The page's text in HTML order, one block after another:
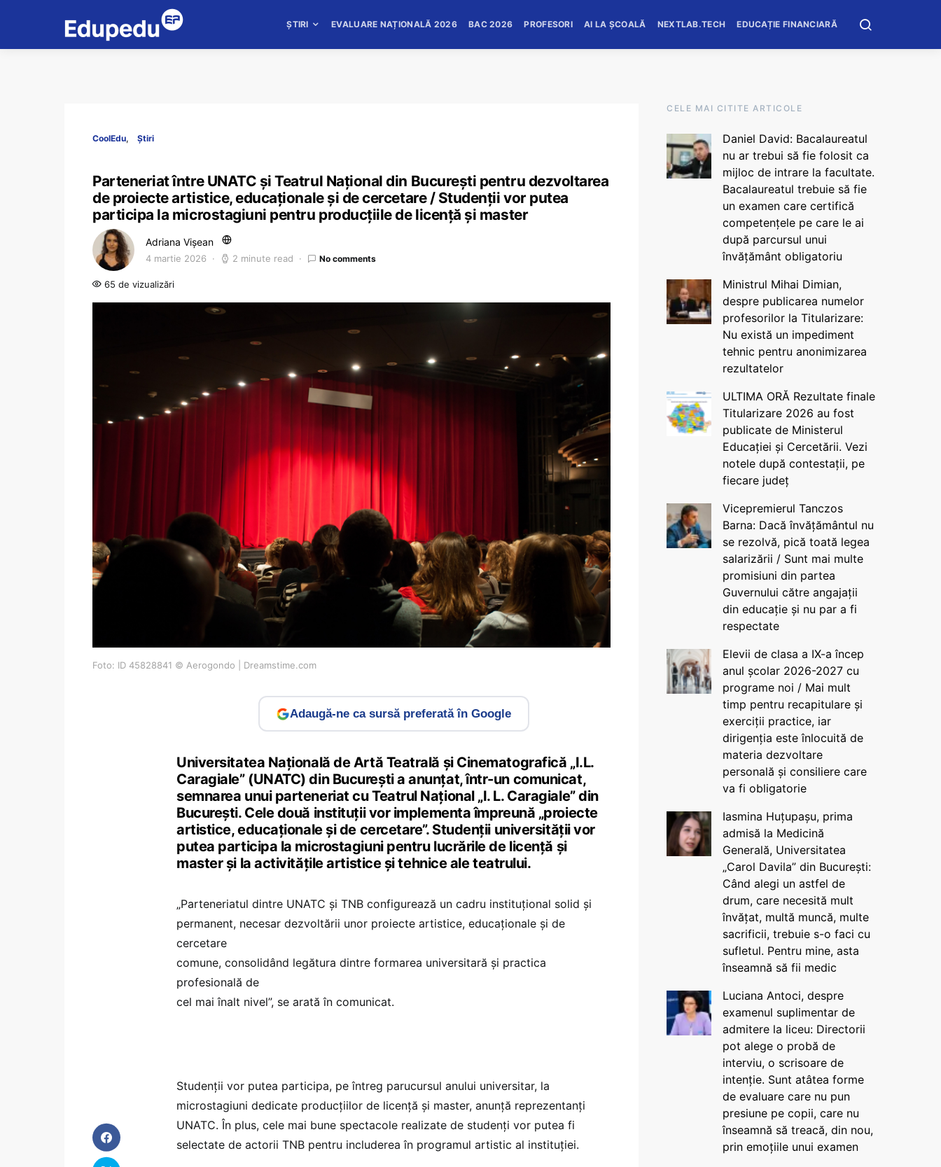
ȘTIRI EVALUARE NAȚIONALĂ 2026 BAC 2026 PROFESORI AI LA ȘCOALĂ NEXTLAB.TECH EDUCAȚIE FINANCIARĂ
CoolEdu Știri
Parteneriat între UNATC și Teatrul Național din București pentru dezvoltarea
de proiecte artistice, educaționale și de cercetare / Studenții vor putea
participa la microstagiuni pentru producțiile de licență și master
Adriana Vișean
4 martie 2026 2 minute read No comments
65 de vizualizări
Foto: ID 45828841 © Aerogondo | Dreamstime.com
Adaugă-ne ca sursă preferată în Google
Universitatea Națională de Artă Teatrală și Cinematografică „I.L.
Caragiale” (UNATC) din București a anunțat, într-un comunicat,
semnarea unui parteneriat cu Teatrul Național „I. L. Caragiale” din
București. Cele două instituții vor implementa împreună „proiecte
artistice, educaționale și de cercetare”. Studenții universității vor
putea participa la microstagiuni pentru lucrările de licență și
master și la activitățile artistice și tehnice ale teatrului.
„Parteneriatul dintre UNATC și TNB configurează un cadru instituțional solid și
permanent, necesar dezvoltării unor proiecte artistice, educaționale și de
cercetare
comune, consolidând legătura dintre formarea universitară și practica
profesională de
cel mai înalt nivel”, se arată în comunicat.
Studenții vor putea participa, pe întreg parucursul anului universitar, la
microstagiuni dedicate producțiilor de licență și master, anunță reprezentanți
UNATC. În plus, cele mai bune spectacole realizate de studenți vor putea fi
selectate de actorii TNB pentru includerea în programul artistic al instituției.
CELE MAI CITITE ARTICOLE
Daniel David: Bacalaureatul
nu ar trebui să fie folosit ca
mijloc de intrare la facultate.
Bacalaureatul trebuie să fie
un examen care certifică
competențele pe care le ai
după parcursul unui
învățământ obligatoriu
Ministrul Mihai Dimian,
despre publicarea numelor
profesorilor la Titularizare:
Nu există un impediment
tehnic pentru anonimizarea
rezultatelor
ULTIMA ORĂ Rezultate finale
Titularizare 2026 au fost
publicate de Ministerul
Educației și Cercetării. Vezi
notele după contestații, pe
fiecare județ
Vicepremierul Tanczos
Barna: Dacă învățământul nu
se rezolvă, pică toată legea
salarizării / Sunt mai multe
promisiuni din partea
Guvernului către angajații
din educație și nu par a fi
respectate
Elevii de clasa a IX-a încep
anul școlar 2026-2027 cu
programe noi / Mai mult
timp pentru recapitulare și
exerciții practice, iar
dirigenția este înlocuită de
materia dezvoltare
personală și consiliere care
va fi obligatorie
Iasmina Huțupașu, prima
admisă la Medicină
Generală, Universitatea
„Carol Davila” din București:
Când alegi un astfel de
drum, care necesită mult
învățat, multă muncă, multe
sacrificii, trebuie s-o faci cu
sufletul. Pentru mine, asta
înseamnă să fii medic
Luciana Antoci, despre
examenul suplimentar de
admitere la liceu: Directorii
pot alege o probă de
interviu, o scrisoare de
intenție. Sunt atâtea forme
de evaluare care nu pun
presiune pe copii, care nu
înseamnă să treacă, din nou,
prin emoțiile unui examen